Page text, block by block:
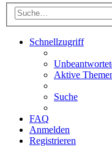
Schnellzugriff
Aktive
Suche
FAQ
Anmelden
Registrieren